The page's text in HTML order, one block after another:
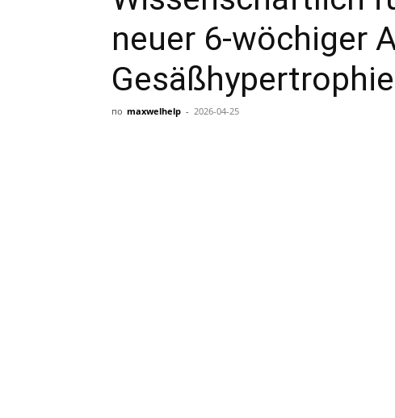
neuer 6-wöchiger
Gesäßhypertrophie
по maxwelhelp - 2026-04-25